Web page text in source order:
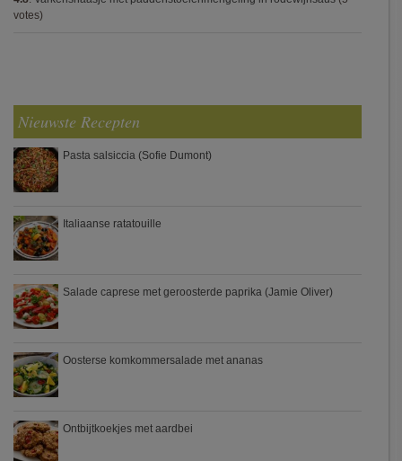
votes)
Nieuwste Recepten
Pasta salsiccia (Sofie Dumont)
Italiaanse ratatouille
Salade caprese met geroosterde paprika (Jamie Oliver)
Oosterse komkommersalade met ananas
Ontbijtkoekjes met aardbei